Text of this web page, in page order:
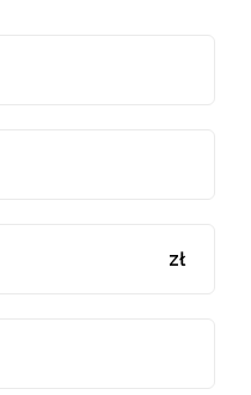
zł